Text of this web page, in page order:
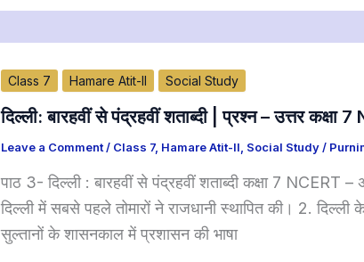
Class 7 Hamare Atit-II Social Study
दिल्ली: बारहवीं से पंद्रहवीं शताब्दी | प्रश्न – उत्तर
Leave a Comment/ Class 7, Hamare Atit-II, Social Study/
पाठ 3- दिल्ली : बारहवीं से पंद्रहवीं शताब्दी कक्षा 7 NCERT
दिल्ली में सबसे पहले तोमारों ने राजधानी स्थापित की। 2.
सुल्तानों के शासनकाल में प्रशासन की भाषा